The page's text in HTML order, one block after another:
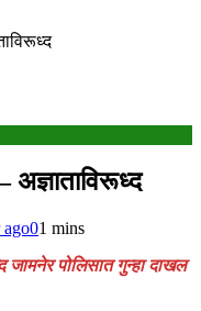
अज्ञाताविरूध्द
ago01 mins
जामनेर पोलिसात गुन्हा दाखल